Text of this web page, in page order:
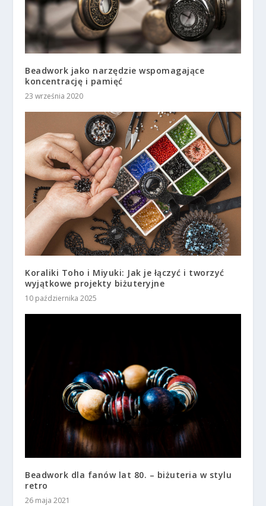
Beadwork jako narzędzie wspomagające
koncentrację i pamięć
23 września 2020
Koraliki Toho i Miyuki: Jak je łączyć i tworzyć
wyjątkowe projekty biżuteryjne
10 października 2025
Beadwork dla fanów lat 80. – biżuteria w stylu
retro
26 maja 2021